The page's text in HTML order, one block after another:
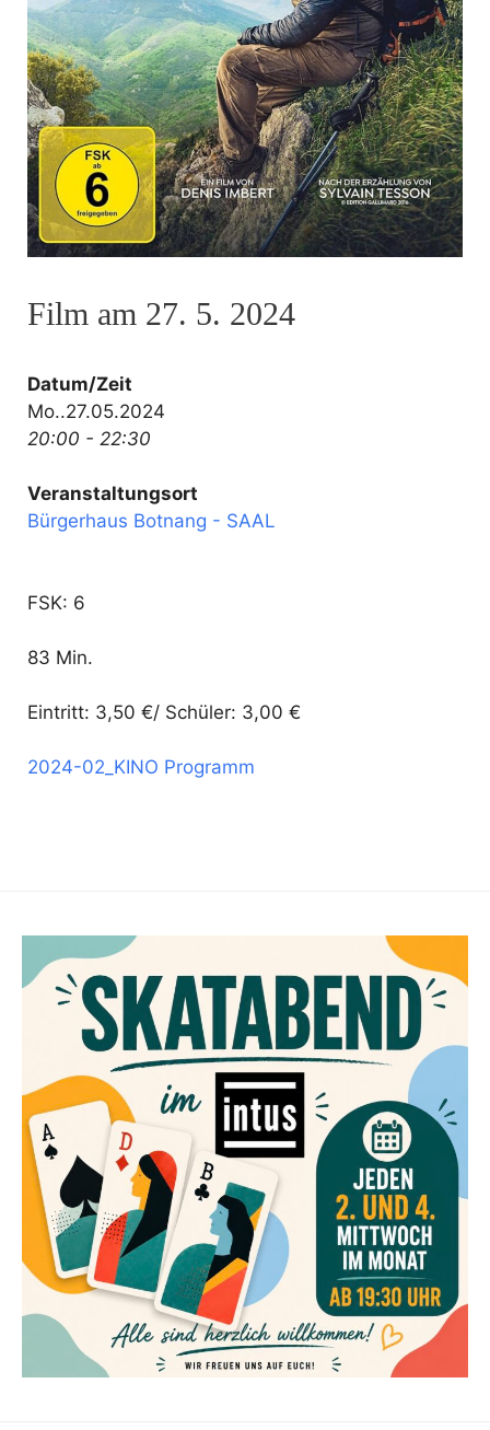
Film am 27. 5. 2024
Datum/Zeit
Mo..27.05.2024
20:00 - 22:30
Veranstaltungsort
Bürgerhaus Botnang - SAAL
FSK: 6
83 Min.
Eintritt: 3,50 €/ Schüler: 3,00 €
2024-02_KINO Programm